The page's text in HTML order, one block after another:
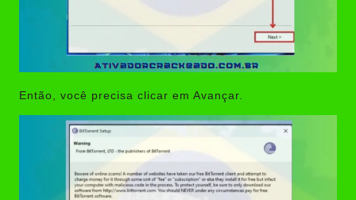
Então, você precisa clicar em Avançar.